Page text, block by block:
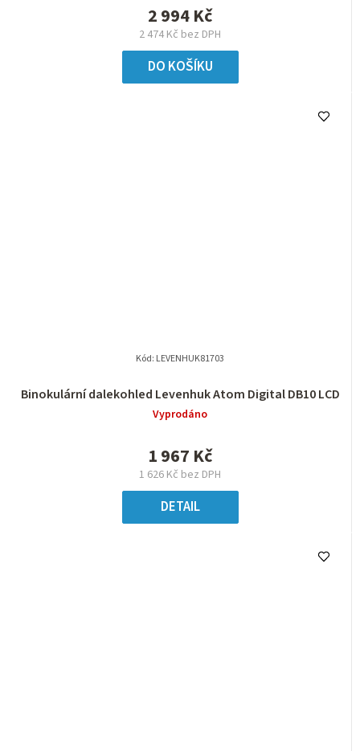
2 474 Kč bez DPH
2 994 Kč
DO KOŠÍKU
Binokulární dalekohled Levenhuk Atom Digital DB10 LCD
Vyprodáno
1 626 Kč bez DPH
1 967 Kč
DETAIL
Kód: LEVENHUK81703